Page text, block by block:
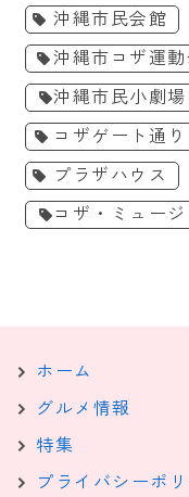
沖縄市民会館
沖縄市コザ運
沖縄市民小劇
コザゲート通り
プラザハウス
コザ・ミュー
ホーム
グルメ情報
特集
プライバシーポ